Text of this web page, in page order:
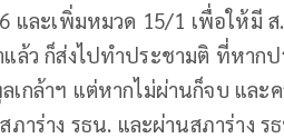
และเพิ่มหมวด 15/1 เพื่อให้มี
แล้ว ก็ส่งไปทำประชามติ ที่หาก
เกล้าฯ แต่หากไม่ผ่านก็จบ และ
สภาร่าง รธน. และผ่านสภาร่าง